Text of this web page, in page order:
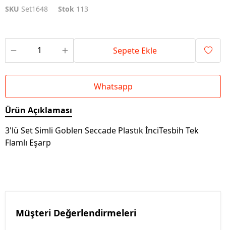
SKU Set1648 Stok 113
Sepete Ekle
Whatsapp
Ürün Açıklaması
3'lü Set Simli Goblen Seccade Plastık İnciTesbih Tek
Flamlı Eşarp
Müşteri Değerlendirmeleri